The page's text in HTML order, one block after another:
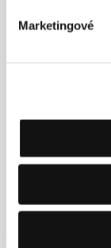
Marketingové
Absolutně
Jízdenka do
Muž, který